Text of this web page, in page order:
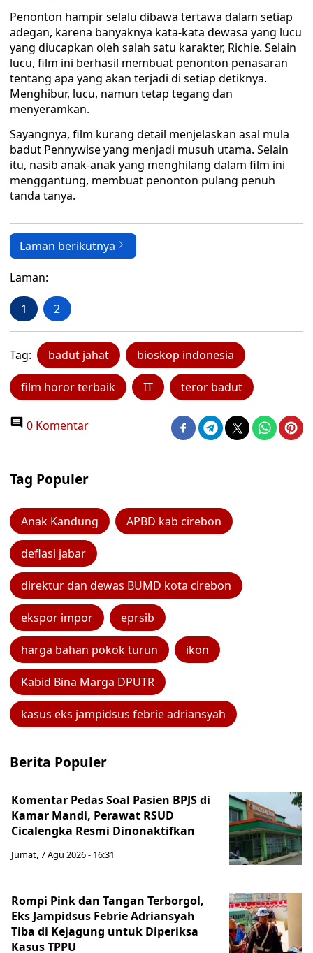
Penonton hampir selalu dibawa tertawa dalam setiap
adegan, karena banyaknya kata-kata dewasa yang lucu
yang diucapkan oleh salah satu karakter, Richie. Selain
lucu, film ini berhasil membuat penonton penasaran
tentang apa yang akan terjadi di setiap detiknya.
Menghibur, lucu, namun tetap tegang dan
menyeramkan.
Sayangnya, film kurang detail menjelaskan asal mula
badut Pennywise yang menjadi musuh utama. Selain
itu, nasib anak-anak yang menghilang dalam film ini
menggantung, membuat penonton pulang penuh
tanda tanya.
Laman berikutnya
Laman:
1 2
Tag: badut jahat bioskop indonesia
film horor terbaik IT teror badut
0 Komentar
Tag Populer
Anak Kandung APBD kab cirebon
deflasi jabar
direktur dan dewas BUMD kota cirebon
ekspor impor eprsib
harga bahan pokok turun ikon
Kabid Bina Marga DPUTR
kasus eks jampidsus febrie adriansyah
Berita Populer
Komentar Pedas Soal Pasien BPJS di
Kamar Mandi, Perawat RSUD
Cicalengka Resmi Dinonaktifkan
Jumat, 7 Agu 2026 - 16:31
Rompi Pink dan Tangan Terborgol,
Eks Jampidsus Febrie Adriansyah
Tiba di Kejagung untuk Diperiksa
Kasus TPPU